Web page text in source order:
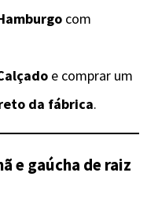
com
e comprar um
da fábrica.
e gaúcha de raiz